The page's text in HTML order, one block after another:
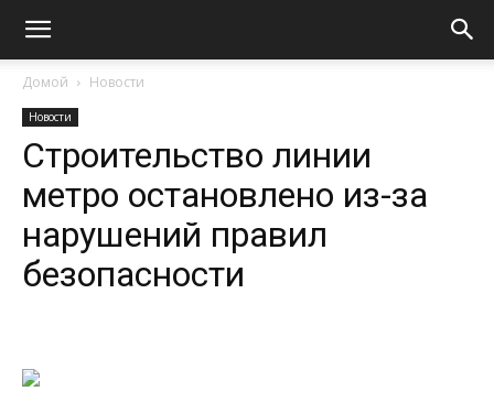
Домой Новости
Новости
Строительство линии
метро остановлено из-за
нарушений правил
безопасности